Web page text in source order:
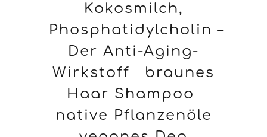
Kokosmilch,
Phosphatidylcholin –
Der Anti-Aging-
Wirkstoff
braunes
Haar Shampoo
native Pflanzenöle